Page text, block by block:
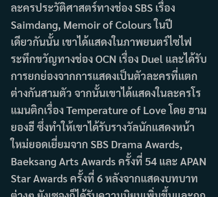
ละครประวัติศาสตร์ทางช่อง SBS เรื่อง
Saimdang, Memoir of Colours ในปี
เดียวกันนั้น เขาได้แสดงในภาพยนตร์ไซไฟ
ระทึกขวัญทางช่อง OCN เรื่อง Duel และได้รับ
การยกย่องจากการแสดงเป็นตัวละครที่แตก
ต่างกันสามตัว จากนั้นเขาได้แสดงในละครโร
แมนติกเรื่อง Temperature of Love โดย ฮาม
ยองฮี ซึ่งทำให้เขาได้รับรางวัลนักแสดงหน้า
ใหม่ยอดเยี่ยมจาก SBS Drama Awards,
Baeksang Arts Awards ครั้งที่ 54 และ APAN
Star Awards ครั้งที่ 6 หลังจากแสดงบทบาท